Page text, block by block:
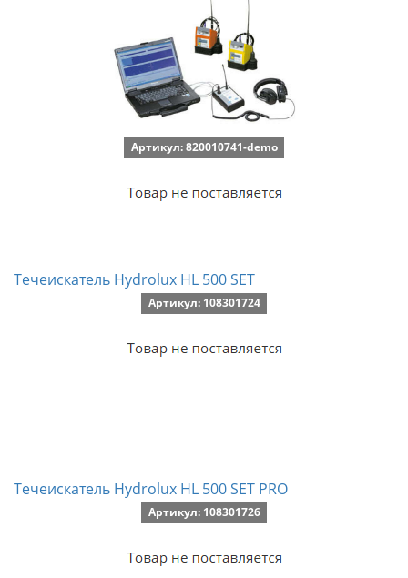
Артикул: 820010741-demo
Течеискатель Hydrolux HL 500 SET
Артикул: 108301724
Течеискатель Hydrolux HL 500 SET PRO
Артикул: 108301726